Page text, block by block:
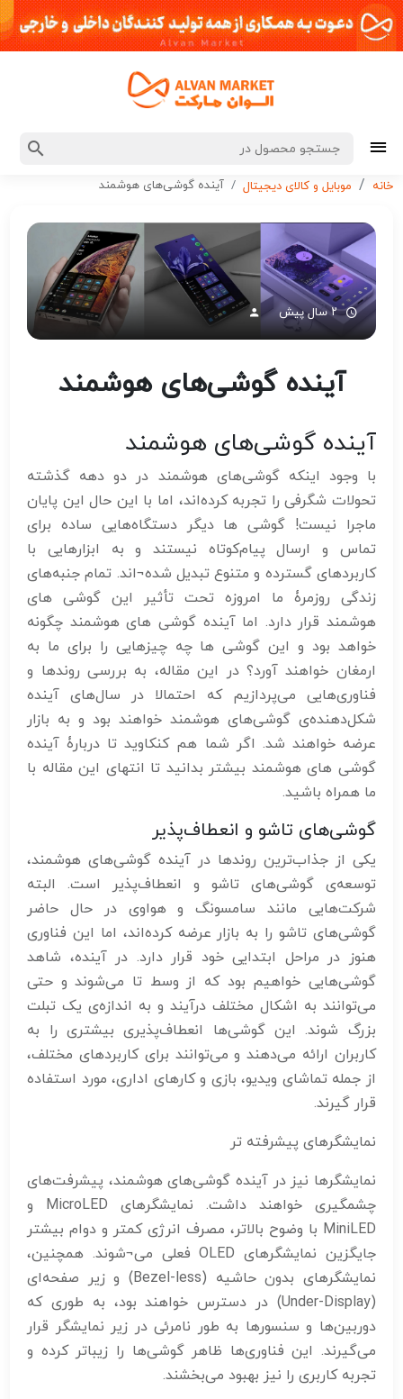
خانه موبایل و کالای دیجیتال آینده گوشی‌های هوشمند
۲ سال پیش
آینده گوشی‌های هوشمند
آینده گوشی‌های هوشمند
با وجود اینکه گوشی‌های هوشمند در دو دهه گذشته
تحولات شگرفی را تجربه کرده‌اند، اما با این حال این پایان
ماجرا نیست! گوشی ها دیگر دستگاه‌هایی ساده برای
تماس و ارسال پیام‌کوتاه نیستند و به ابزارهایی با
کاربردهای گسترده و متنوع تبدیل شده¬اند. تمام جنبه‌های
زندگی روزمرۀ ما امروزه تحت تأثیر این گوشی های
هوشمند قرار دارد. اما آینده گوشی های هوشمند چگونه
خواهد بود و این گوشی ها چه چیزهایی را برای ما به
ارمغان خواهند آورد؟ در این مقاله، به بررسی روندها و
فناوری‌هایی می‌پردازیم که احتمالا در سال‌های آینده
شکل‌دهنده‌ی گوشی‌های هوشمند خواهند بود و به بازار
عرضه خواهند شد. اگر شما هم کنکاوید تا دربارۀ آینده
گوشی های هوشمند بیشتر بدانید تا انتهای این مقاله با
ما همراه باشید.
گوشی‌های تاشو و انعطاف‌پذیر
یکی از جذاب‌ترین روندها در آینده گوشی‌های هوشمند،
توسعه‌ی گوشی‌های تاشو و انعطاف‌پذیر است. البته
شرکت‌هایی مانند سامسونگ و هواوی در حال حاضر
گوشی‌های تاشو را به بازار عرضه کرده‌اند، اما این فناوری
هنوز در مراحل ابتدایی خود قرار دارد. در آینده، شاهد
گوشی‌هایی خواهیم بود که از وسط تا می‌شوند و حتی
می‌توانند به اشکال مختلف درآیند و به اندازه‌ی یک تبلت
بزرگ شوند. این گوشی‌ها انعطاف‌پذیری بیشتری را به
کاربران ارائه می‌دهند و می‌توانند برای کاربردهای مختلف،
از جمله تماشای ویدیو، بازی و کارهای اداری، مورد استفاده
قرار گیرند.
نمایشگرهای پیشرفته تر
نمایشگرها نیز در آینده گوشی‌های هوشمند، پیشرفت‌های
چشمگیری خواهند داشت. نمایشگرهای MicroLED و
MiniLED با وضوح بالاتر، مصرف انرژی کمتر و دوام بیشتر
جایگزین نمایشگرهای OLED فعلی می¬شوند. همچنین،
نمایشگرهای بدون حاشیه (Bezel-less) و زیر صفحه‌ای
(Under-Display) در دسترس خواهند بود، به طوری که
دوربین‌ها و سنسورها به طور نامرئی در زیر نمایشگر قرار
می‌گیرند. این فناوری‌ها ظاهر گوشی‌ها را زیباتر کرده و
تجربه کاربری را نیز بهبود می‌بخشند.